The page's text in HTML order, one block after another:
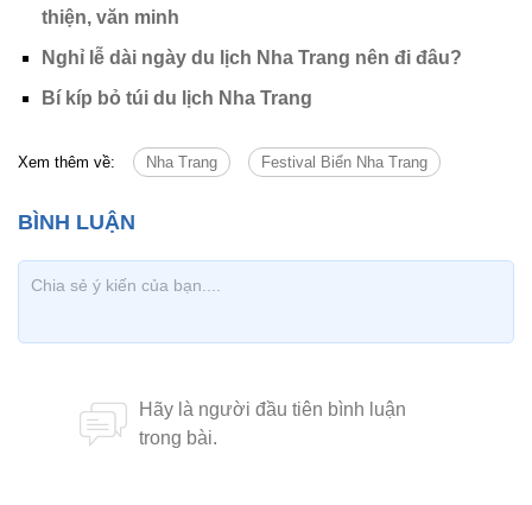
thiện, văn minh
Nghỉ lễ dài ngày du lịch Nha Trang nên đi đâu?
Bí kíp bỏ túi du lịch Nha Trang
Xem thêm về: Nha Trang Festival Biển Nha Trang